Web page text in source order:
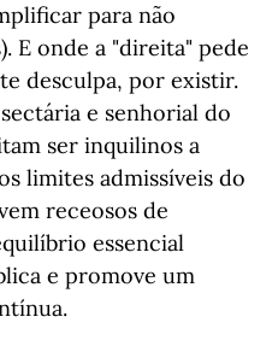
para não
E onde a "direita" pede
desculpa, por existir.
e senhorial do
ser inquilinos a
limites admissíveis do
receosos de
essencial
e promove um